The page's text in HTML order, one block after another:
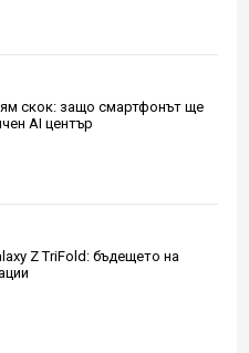
скок: защо смартфонът ще
AI център
Z TriFold: бъдещето на